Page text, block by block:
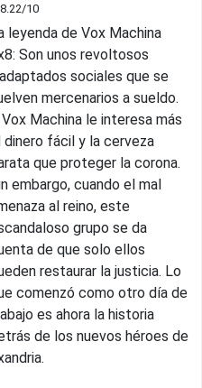
8.22/10
leyenda de Vox Machina
: Son unos revoltosos
sociales que se
mercenarios a sueldo.
Machina le interesa más
dinero fácil y la cerveza
que proteger la corona.
embargo, cuando el mal
al reino, este
grupo se da
de que solo ellos
restaurar la justicia. Lo
comenzó como otro día de
es ahora la historia
de los nuevos héroes de